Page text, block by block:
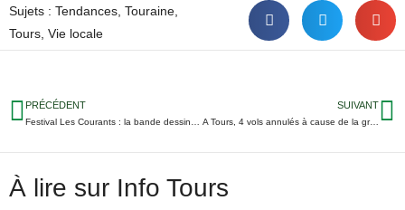
Sujets : Tendances Touraine
Tours Vie locale
PRÉCÉDENT SUIVANT
A Tours, 4 vols annulés à cause de la grève des contrôleurs aériens
À lire sur Info Tours